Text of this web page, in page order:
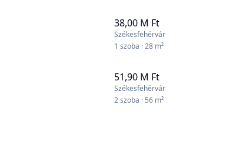
38,00 M Ft
Székesfehérvár
1 szoba · 28 m²
51,90 M Ft
Székesfehérvár
2 szoba · 56 m²